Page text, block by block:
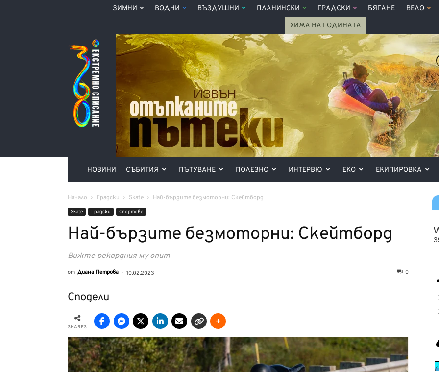
ЗИМНИ ВОДНИ ВЪЗДУШНИ ПЛАНИНСКИ ГРАДСКИ БЯГАНЕ ВЕЛО
ХИЖА НА ГОДИНАТА
Списание
360°
НОВИНИ СЪБИТИЯ ПЪТУВАНЕ ПОЛЕЗНО ИНТЕРВЮ ЕКО ЕКИПИРОВКА
Начало Градски Skate Най-бързите безмоторни: Скейтборд
Skate Градски Спортове
Най-бързите безмоторни: Скейтборд
Вижте рекордния му опит
от Диана Петрова - 10.02.2023 0
Сподели
SHARES